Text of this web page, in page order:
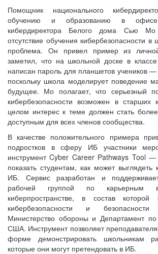
Помощник национального
обучению и образованию в офисе
кибердиректора Белого дома Сью Мо
отсутствие обучения кибербезопасности
проблема. Он привел пример из
заметил, что на школьной доске в
написан пароль для планшетов учеников
поскольку школа моделирует поведение
будущее. Мо полагает, что серьезный
кибербезопасности возможен в старших
целом интерес к теме должен стать
доступным для всех членов сообщества.
В качестве положительного примера
подростков в сферу ИБ участники
инструмент Cyber Career Pathways Tool
показать студентам, как может выглядеть
ИБ. Сервис разработан и
рабочей группой по карьерным
киберпространстве, в состав которой
кибербезопасности и безопасности
Министерство обороны и Департамент
США. Инструмент позволяет
форме демонстрировать школьникам
которые они могут претендовать в ИБ.